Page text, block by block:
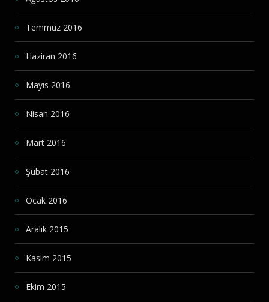
Temmuz 2016
Haziran 2016
Mayıs 2016
Nisan 2016
Mart 2016
Şubat 2016
Ocak 2016
Aralık 2015
Kasım 2015
Ekim 2015